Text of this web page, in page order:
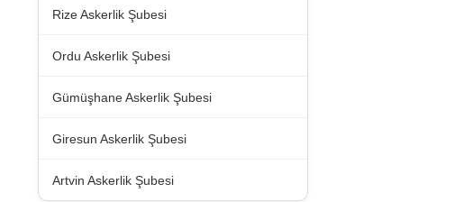
Rize Askerlik Şubesi
Ordu Askerlik Şubesi
Gümüşhane Askerlik Şubesi
Giresun Askerlik Şubesi
Artvin Askerlik Şubesi